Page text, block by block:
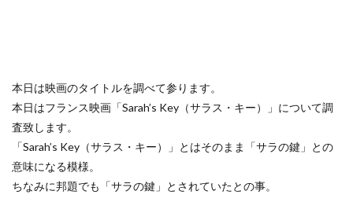
本日は映画のタイトルを調べて参ります。
本日はフランス映画「Sarah’s Key（サラス・キー）」について調
査致します。
「Sarah’s Key（サラス・キー）」とはそのまま「サラの鍵」との
意味になる模様。
ちなみに邦題でも「サラの鍵」とされていたとの事。